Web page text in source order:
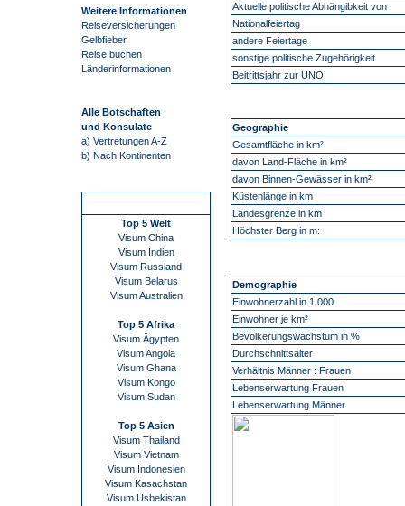
Weitere Informationen
Reiseversicherungen
Gelbfieber
Reise buchen
Länderinformationen
Alle Botschaften
und Konsulate
a) Vertretungen A-Z
b) Nach Kontinenten
Top 5 Welt
Visum China
Visum Indien
Visum Russland
Visum Belarus
Visum Australien
Top 5 Afrika
Visum Ägypten
Visum Angola
Visum Ghana
Visum Kongo
Visum Sudan
Top 5 Asien
Visum Thailand
Visum Vietnam
Visum Indonesien
Visum Kasachstan
Visum Usbekistan
Aktuelle politische Abhängibkeit von
Nationalfeiertag
andere Feiertage
sonstige politische Zugehörigkeit
Beitrittsjahr zur UNO
Geographie
Gesamtfläche in km²
davon Land-Fläche in km²
davon Binnen-Gewässer in km²
Küstenlänge in km
Landesgrenze in km
Höchster Berg in m:
Demographie
Einwohnerzahl in 1.000
Einwohner je km²
Bevölkerungswachstum in %
Durchschnittsalter
Verhältnis Männer : Frauen
Lebenserwartung Frauen
Lebenserwartung Männer